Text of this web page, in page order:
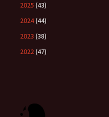
2025 (43)
2024(44)
2023 (38)
2022(47)